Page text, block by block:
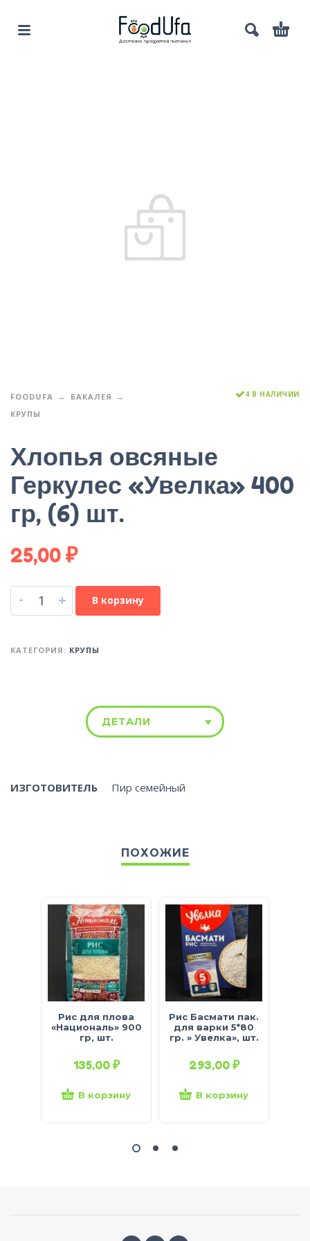
FOODUFA
БАКАЛЕЯ
КРУПЫ
4 В НАЛИЧИИ
Хлопья овсяные
Геркулес «Увелка» 400
гр, (6) шт.
25,00₽
- + В корзину
КАТЕГОРИЯ: КРУПЫ
ДЕТАЛИ
ИЗГОТОВИТЕЛЬ Пир семейный
ПОХОЖИЕ
Рис для плова
«Националь» 900
гр, шт.
135,00₽
В корзину
Рис Басмати пак.
для варки 5*80
гр. » Увелка», шт.
293,00₽
В корзину